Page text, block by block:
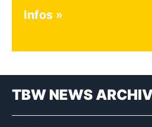
Infos
TBW NEWS